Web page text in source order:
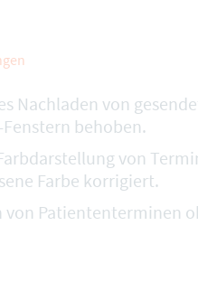
Nachladen von
behoben.
von
Farbe korrigiert.
von Patiententerminen